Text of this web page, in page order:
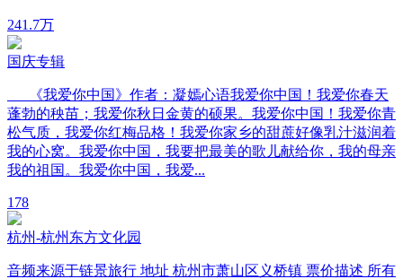
241.7万
国庆专辑
《我爱你中国》作者：凝嫣心语我爱你中国！我爱你春天
蓬勃的秧苗；我爱你秋日金黄的硕果。我爱你中国！我爱你青
松气质，我爱你红梅品格！我爱你家乡的甜蔗好像乳汁滋润着
我的心窝。我爱你中国，我要把最美的歌儿献给你，我的母亲
我的祖国。我爱你中国，我爱...
1 78
杭州-杭州东方文化园
音频来源于链景旅行 地址 杭州市萧山区义桥镇 票价描述 所有